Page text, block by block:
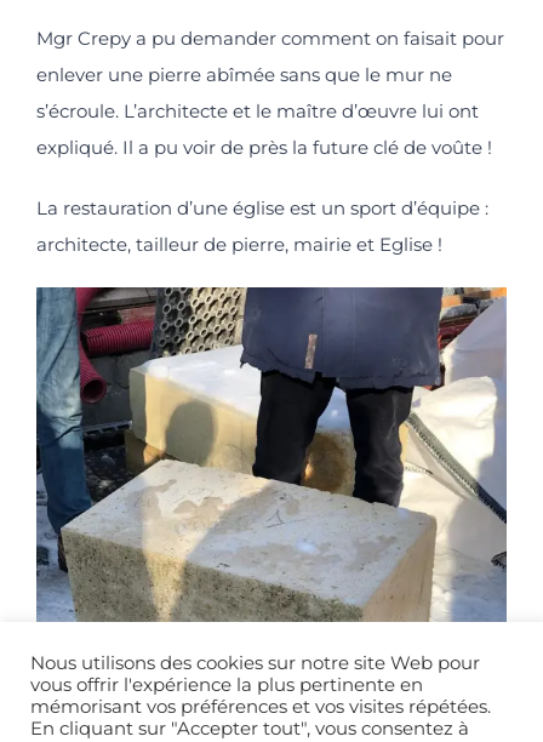
Mgr Crepy a pu demander comment on faisait pour
enlever une pierre abîmée sans que le mur ne
s’écroule. L’architecte et le maître d’œuvre lui ont
expliqué. Il a pu voir de près la future clé de voûte !
La restauration d’une église est un sport d’équipe :
architecte, tailleur de pierre, mairie et Eglise !
Nous utilisons des cookies sur notre site Web pour
vous offrir l'expérience la plus pertinente en
mémorisant vos préférences et vos visites répétées.
En cliquant sur "Accepter tout", vous consentez à